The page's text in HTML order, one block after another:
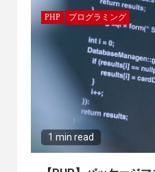
PHP プログラミング
1 min read